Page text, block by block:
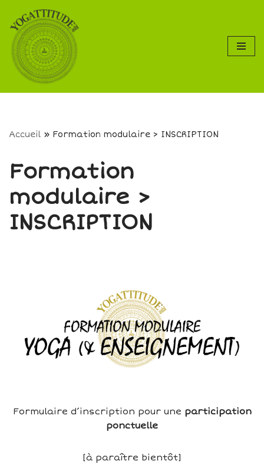
Aller
au
contenu
Accueil » Formation modulaire > INSCRIPTION
Formation
modulaire >
INSCRIPTION
Formulaire d’inscription pour une participation
ponctuelle
[à paraître bientôt]